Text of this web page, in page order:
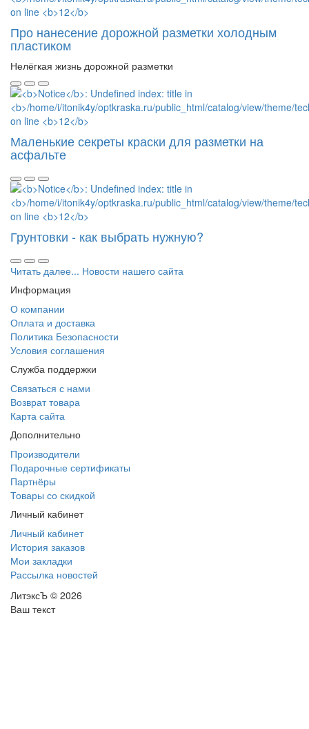
Про нанесение дорожной разметки холодным
пластиком
Нелёгкая жизнь дорожной разметки
Маленькие секреты краски для разметки на
асфальте
Грунтовки - как выбрать нужную?
Читать далее... Новости нашего сайта
Информация
О компании
Оплата и доставка
Политика Безопасности
Условия соглашения
Служба поддержки
Связаться с нами
Возврат товара
Карта сайта
Дополнительно
Производители
Подарочные сертификаты
Партнёры
Товары со скидкой
Личный кабинет
Личный кабинет
История заказов
Мои закладки
Рассылка новостей
ЛитэксЪ © 2026
Ваш текст